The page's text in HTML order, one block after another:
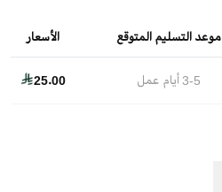
موعد التسليم المتوقع الأسعار
3-5أيام عمل 25.00